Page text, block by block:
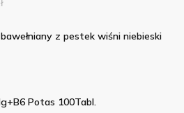
z pestek wiśni niebieski
Potas 100Tabl.